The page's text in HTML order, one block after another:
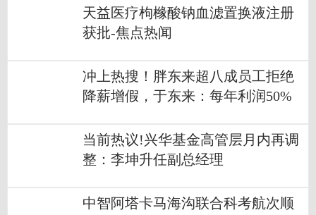
天益医疗枸橼酸钠血滤置换液注册
获批-焦点热闻
冲上热搜！胖东来超八成员工拒绝
降薪增假，于东来：每年利润50%
当前热议!兴华基金高管层月内再调
整：李坤升任副总经理
中智阿塔卡马海沟联合科考航次顺